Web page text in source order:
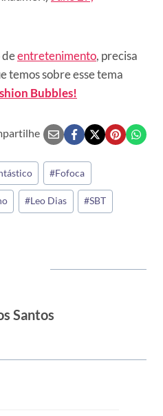
deentretenimento, precisa
temos sobre esse tema
Bubbles!
#Fofoca
#Leo Dias #SBT
Santos